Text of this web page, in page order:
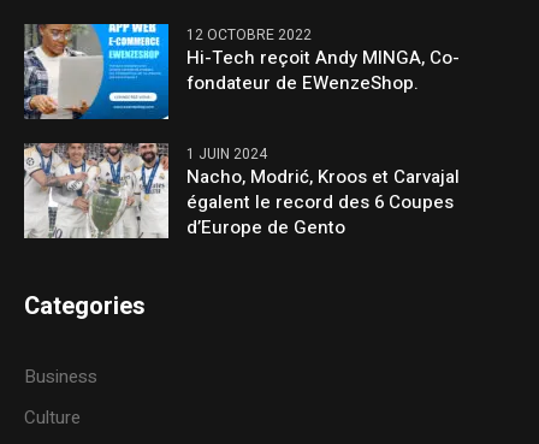
12 OCTOBRE 2022
Hi-Tech reçoit Andy MINGA, Co-
fondateur de EWenzeShop.
1 JUIN 2024
Nacho, Modrić, Kroos et Carvajal
égalent le record des 6 Coupes
d’Europe de Gento
Categories
Business
Culture